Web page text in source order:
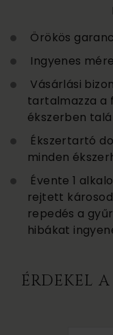
Örökös
Ingyenes
Vásárlási
tartalmazza a
ékszerben
Ékszertartó
minden
Évente 1
rejtett
repedés a
hibákat
ÉRDEKEL